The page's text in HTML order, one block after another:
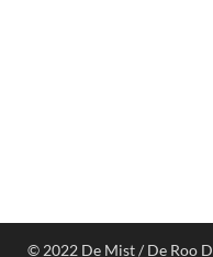
© 2022 De Mist / De Roo